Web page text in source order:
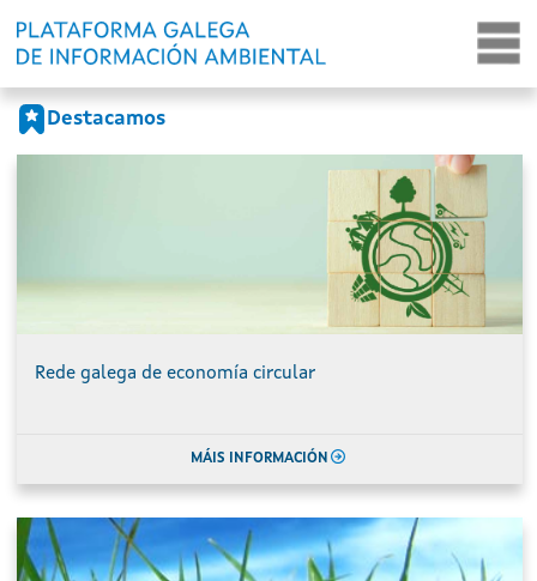
Destacamos
Rede galega de economía circular
MÁIS INFORMACIÓN